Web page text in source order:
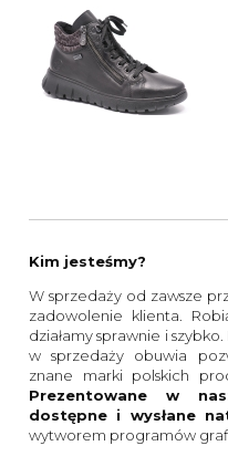
Kim jesteśmy?
W sprzedaży od zawsze
zadowolenie klienta.
działamy sprawnie i
w sprzedaży obuwia
znane marki polskich
Prezentowane w
dostępne i wysłane
wytworem programów